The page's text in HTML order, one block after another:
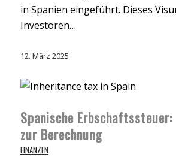
in Spanien eingeführt. Dieses
Investoren…
12. März 2025
Spanische
zur Berechnung
FINANZEN